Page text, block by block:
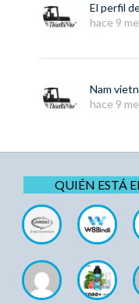
El perfil
hace 9
Nam
hace 9
QUIÉN ESTÁ